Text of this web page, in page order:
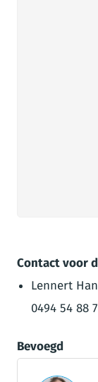
Contact voor
Lennert
0494 54 88
Bevoegd